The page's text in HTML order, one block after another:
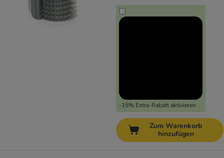
-15% Extra-Rabatt aktivieren
Zum Warenkorb
hinzufügen